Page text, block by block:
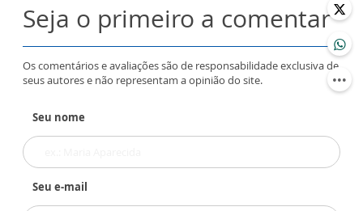
Seja o primeiro a comentar
Os comentários e avaliações são de responsabilidade exclusiva de
seus autores e não representam a opinião do site.
Seu nome
Seu e-mail